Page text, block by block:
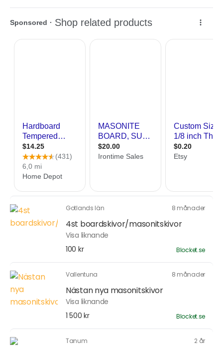
Gotlands län 8 månader
4st boardskivor/masonitskivor
Visa liknande
100 kr
Blocket.se
Vallentuna 8 månader
Nästan nya masonitskivor
Visa liknande
1 500 kr
Blocket.se
Tanum 2 år